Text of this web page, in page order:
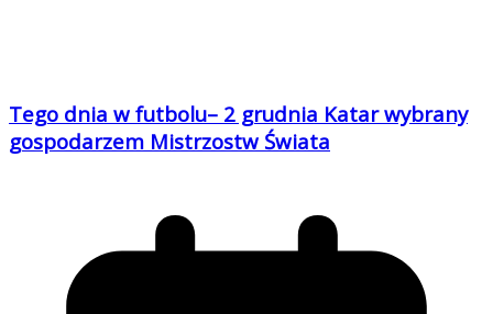
Tego dnia w futbolu– 2 grudnia Katar wybrany
gospodarzem Mistrzostw Świata